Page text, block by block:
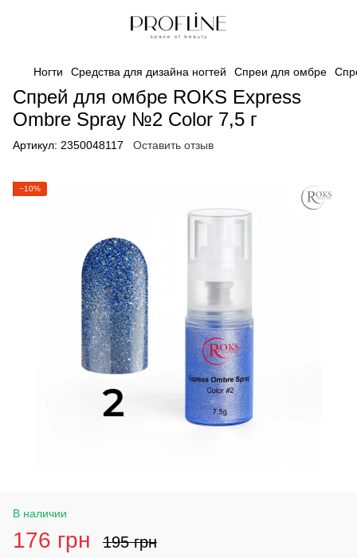
Ногти Средства для дизайна ногтей Спреи для омбре
Спрей для омбре ROKS Express
Ombre Spray №2 Color 7,5 г
Артикул: 2350048117 Оставить отзыв
−10%
В наличии
176 грн 195 грн